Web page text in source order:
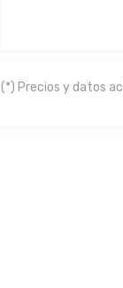
(*) Precios y datos